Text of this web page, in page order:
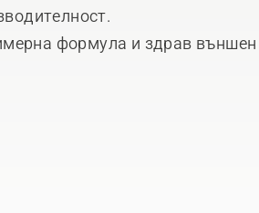
формула и здрав външен